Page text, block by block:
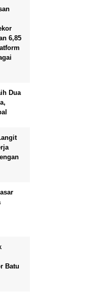
6,85
Dua
Batu